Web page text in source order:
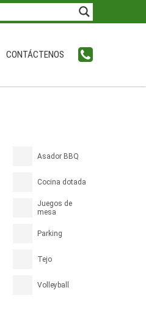
CONTÁCTENOS
Asador BBQ
Cocina dotada
Juegos de
mesa
Parking
Tejo
Volleyball